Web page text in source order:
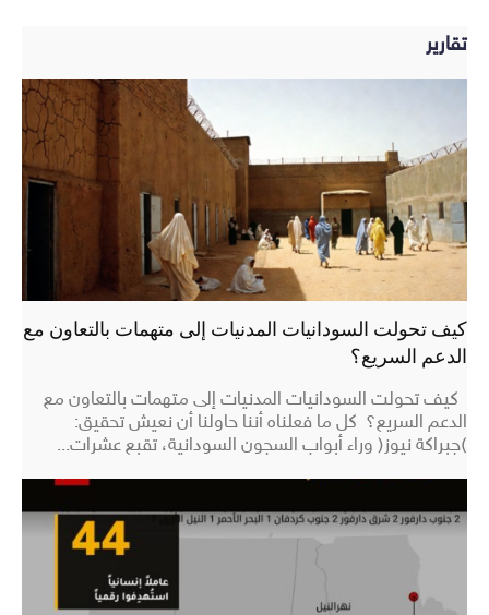
تقارير
كيف تحولت السودانيات المدنيات إلى متهمات بالتعاون مع
الدعم السريع؟
كيف تحولت السودانيات المدنيات إلى متهمات بالتعاون مع
الدعم السريع؟ كل ما فعلناه أننا حاولنا أن نعيش تحقيق:
(جبراكة نيوز) وراء أبواب السجون السودانية، تقبع عشرات...